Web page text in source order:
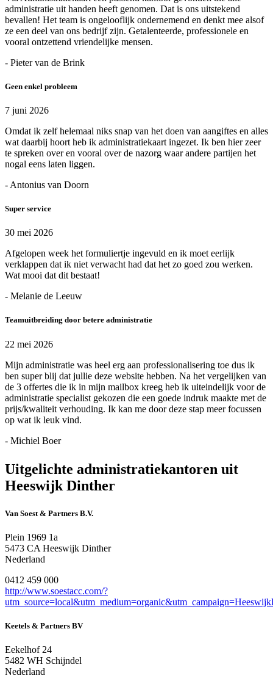
administratie uit handen heeft genomen. Dat is ons uitstekend
bevallen! Het team is ongelooflijk ondernemend en denkt mee alsof
ze een deel van ons bedrijf zijn. Getalenteerde, professionele en
vooral ontzettend vriendelijke mensen.
- Pieter van de Brink
Geen enkel probleem
7 juni 2026
Omdat ik zelf helemaal niks snap van het doen van aangiftes en alles
wat daarbij hoort heb ik administratiekaart ingezet. Ik ben hier zeer
te spreken over en vooral over de nazorg waar andere partijen het
nogal eens laten liggen.
- Antonius van Doorn
Super service
30 mei 2026
Afgelopen week het formuliertje ingevuld en ik moet eerlijk
verklappen dat ik niet verwacht had dat het zo goed zou werken.
Wat mooi dat dit bestaat!
- Melanie de Leeuw
Teamuitbreiding door betere administratie
22 mei 2026
Mijn administratie was heel erg aan professionalisering toe dus ik
ben super blij dat jullie deze website hebben. Na het vergelijken van
de 3 offertes die ik in mijn mailbox kreeg heb ik uiteindelijk voor de
administratie specialist gekozen die een goede indruk maakte met de
prijs/kwaliteit verhouding. Ik kan me door deze stap meer focussen
op wat ik leuk vind.
- Michiel Boer
Uitgelichte administratiekantoren uit
Heeswijk Dinther
Van Soest & Partners B.V.
Plein 1969 1a
5473 CA Heeswijk Dinther
Nederland
0412 459 000
http://www.soestacc.com/?
Keetels & Partners BV
Eekelhof 24
5482 WH Schijndel
Nederland